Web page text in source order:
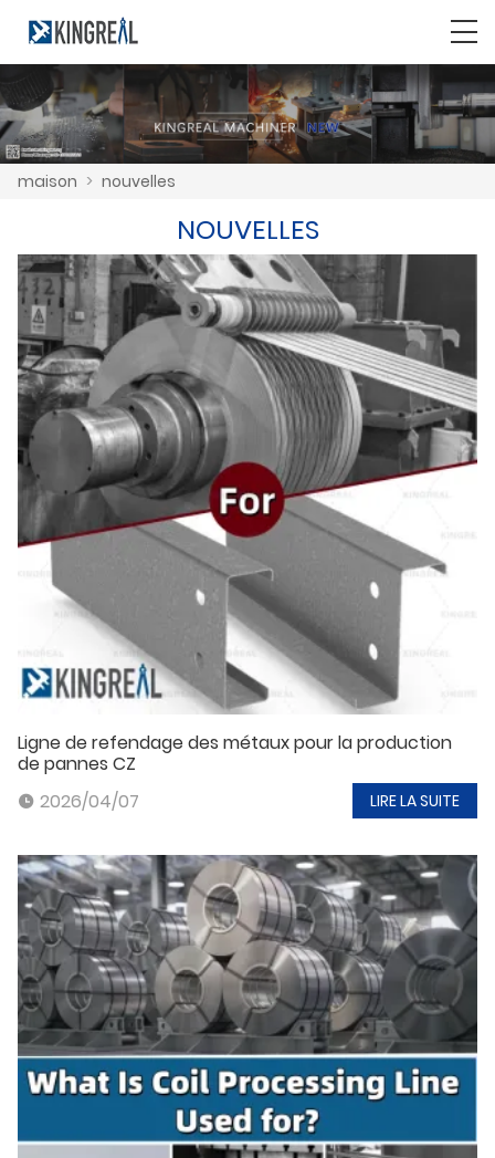
maison > nouvelles
NOUVELLES
Ligne de refendage des métaux pour la production
de pannes CZ
2026/04/07
LIRE LA SUITE